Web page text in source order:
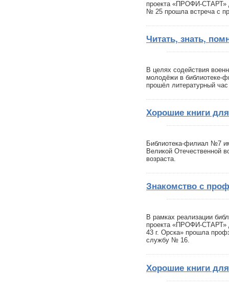
проекта «ПРОФИ-СТАРТ»
№ 25 прошла встреча с
Читать, знать,
В целях содействия
молодёжи в
прошёл литературный
Хорошие книги
Библиотека-филиал №7
Великой Отечественной
возраста.
Знакомство с
В рамках реализации
проекта «ПРОФИ-
43 г. Орска» прошла
службу № 16.
Хорошие книги